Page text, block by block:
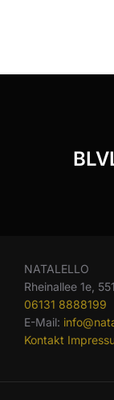
NATALELLO
Rheinallee 1e,
06131 8888199
E-Mail:
Kontakt